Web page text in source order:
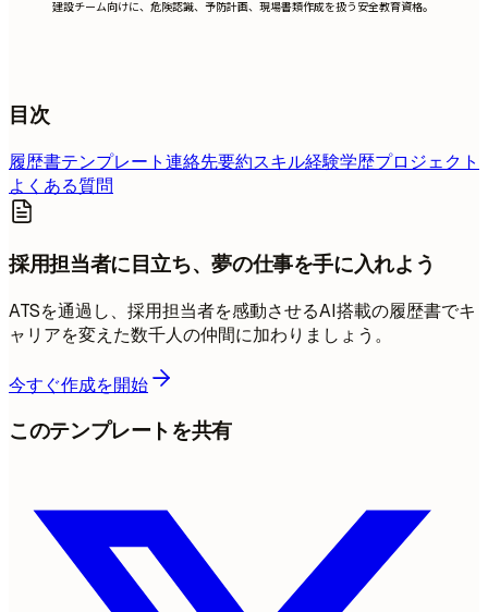
建設チーム向けに、危険認識、予防計画、現場書類作成を扱う安全教育資格。
目次
履歴書テンプレート連絡先要約スキル経験学歴プロジェクト
よくある質問
採用担当者に目立ち、夢の仕事を手に入れよう
ATSを通過し、採用担当者を感動させるAI搭載の履歴書でキ
ャリアを変えた数千人の仲間に加わりましょう。
今すぐ作成を開始
このテンプレートを共有